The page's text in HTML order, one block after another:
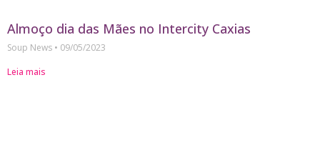
Almoço dia das Mães no Intercity Caxias
Soup News
09/05/2023
Leia mais